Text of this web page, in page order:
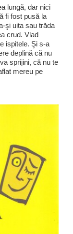
lungă, dar nici
fi fost pusă la
şi uita sau trăda
crud. Vlad
ispitele. Şi s-a
deplină că nu
sprijini, că nu te
mereu pe